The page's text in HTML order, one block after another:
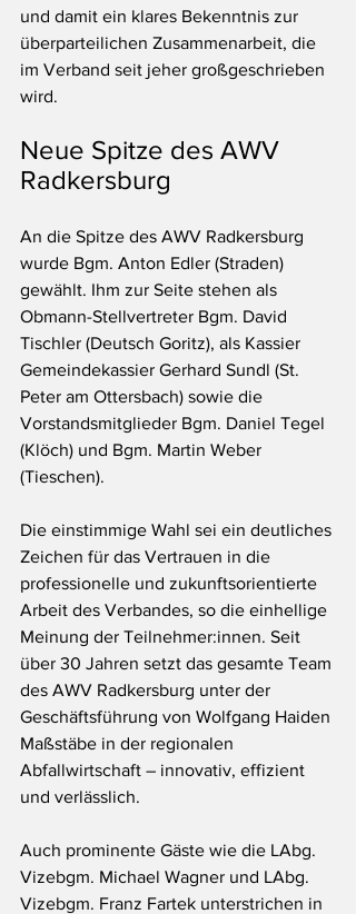
und damit ein klares Bekenntnis zur
überparteilichen Zusammenarbeit, die
im Verband seit jeher großgeschrieben
wird.
Neue Spitze des AWV
Radkersburg
An die Spitze des AWV Radkersburg
wurde Bgm. Anton Edler (Straden)
gewählt. Ihm zur Seite stehen als
Obmann-Stellvertreter Bgm. David
Tischler (Deutsch Goritz), als Kassier
Gemeindekassier Gerhard Sundl (St.
Peter am Ottersbach) sowie die
Vorstandsmitglieder Bgm. Daniel Tegel
(Klöch) und Bgm. Martin Weber
(Tieschen).
Die einstimmige Wahl sei ein deutliches
Zeichen für das Vertrauen in die
professionelle und zukunftsorientierte
Arbeit des Verbandes, so die einhellige
Meinung der Teilnehmer:innen. Seit
über 30 Jahren setzt das gesamte Team
des AWV Radkersburg unter der
Geschäftsführung von Wolfgang Haiden
Maßstäbe in der regionalen
Abfallwirtschaft – innovativ, effizient
und verlässlich.
Auch prominente Gäste wie die LAbg.
Vizebgm. Michael Wagner und LAbg.
Vizebgm. Franz Fartek unterstrichen in